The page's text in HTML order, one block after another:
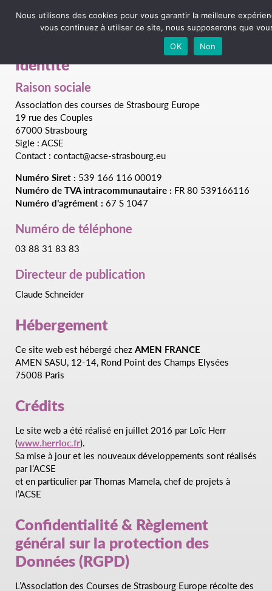
Mentions légales
Identité
Raison sociale
Association des courses de Strasbourg Europe
19 rue des Couples
67000 Strasbourg
Sigle : ACSE
Contact : contact@acse-strasbourg.eu
Numéro Siret : 539 166 116 00019
Numéro de TVA intracommunautaire : FR 80 539166116
Numéro d’agrément : 67 S 1047
Numéro de téléphone
03 88 31 83 83
Directeur de publication
Claude Schneider
Hébergement
Ce site web est hébergé chezAMEN FRANCE
AMEN SASU, 12-14, Rond Point des Champs Elysées
75008 Paris
Crédits
Le site web a été réalisé en juillet 2016 par Loïc Herr
(www.herrloc.fr).
Sa mise à jour et les nouveaux développements sont réalisés
par l’ACSE
et en particulier par Thomas Mamela, chef de projets à
l’ACSE
Confidentialité & Règlement
général sur la protection des
Données (RGPD)
L’Association des Courses de Strasbourg Europe récolte des
Nous utilisons des cookies pour vous garantir la meilleure
vous continuez à utiliser ce site, nous supposerons que
OK
Non